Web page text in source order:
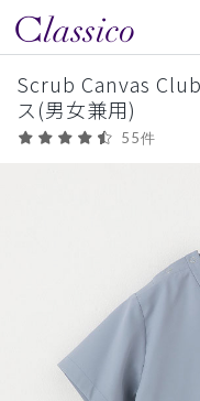
Scrub Canvas
ス(男女兼用)
55件